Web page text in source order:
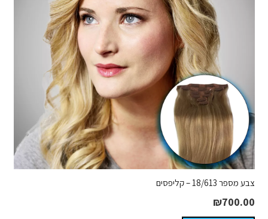
צבע מספר 18/613 – קליפסים
₪700.00